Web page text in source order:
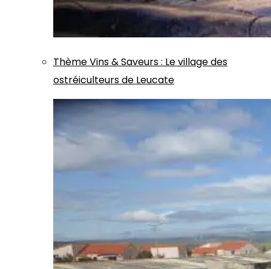
ThèmeVins & Saveurs: Le village des
ostréiculteurs de Leucate